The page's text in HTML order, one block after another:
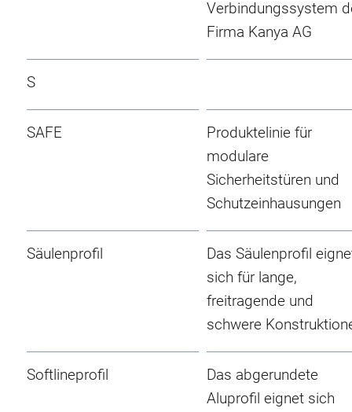
Verbindungssystem
Firma Kanya AG
S
SAFE
Produktelinie für
modulare
Sicherheitstüren und
Schutzeinhausungen
Säulenprofil
Das Säulenprofil
sich für lange,
freitragende und
schwere
Softlineprofil
Das abgerundete
Aluprofil eignet sich